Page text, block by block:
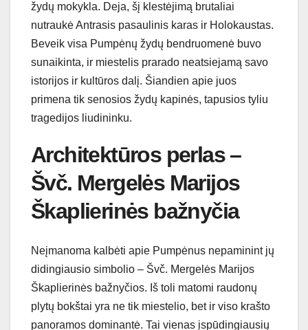
žydų mokykla. Deja, šį klestėjimą brutaliai
nutraukė Antrasis pasaulinis karas ir Holokaustas.
Beveik visa Pumpėnų žydų bendruomenė buvo
sunaikinta, ir miestelis prarado neatsiejamą savo
istorijos ir kultūros dalį. Šiandien apie juos
primena tik senosios žydų kapinės, tapusios tyliu
tragedijos liudininku.
Architektūros perlas –
Švč. Mergelės Marijos
Škaplierinės bažnyčia
Neįmanoma kalbėti apie Pumpėnus nepaminint jų
didingiausio simbolio – Švč. Mergelės Marijos
Škaplierinės bažnyčios. Iš toli matomi raudonų
plytų bokštai yra ne tik miestelio, bet ir viso krašto
panoramos dominantė. Tai vienas įspūdingiausių